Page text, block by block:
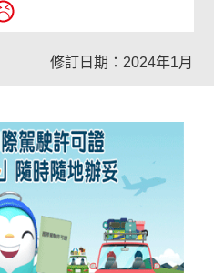
修訂日期：2024年1月